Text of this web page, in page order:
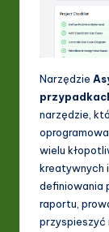
Narzędzie
narzędzie,
wielu
kreatywnych
definiowania
raportu,
przyspieszyć